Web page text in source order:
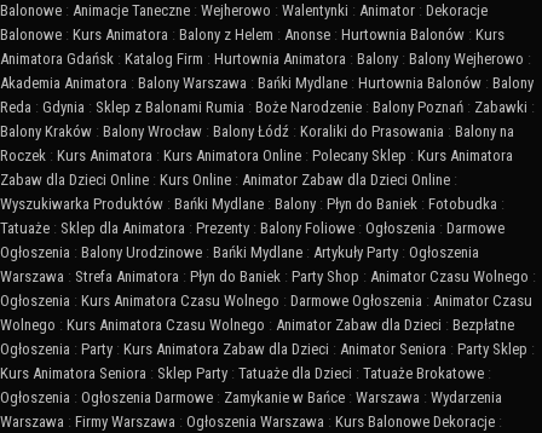
Balonowe : Animacje Taneczne : Wejherowo : Walentynki : Animator : Dekoracje
Balonowe : Kurs Animatora : Balony z Helem : Anonse : Hurtownia Balonów : Kurs
Animatora Gdańsk : Katalog Firm : Hurtownia Animatora : Balony : Balony Wejherowo :
Akademia Animatora : Balony Warszawa : Bańki Mydlane : Hurtownia Balonów : Balony
Reda : Gdynia : Sklep z Balonami Rumia : Boże Narodzenie : Balony Poznań : Zabawki :
Balony Kraków : Balony Wrocław : Balony Łódź : Koraliki do Prasowania : Balony na
Roczek : Kurs Animatora : Kurs Animatora Online : Polecany Sklep : Kurs Animatora
Zabaw dla Dzieci Online : Kurs Online : Animator Zabaw dla Dzieci Online :
Wyszukiwarka Produktów : Bańki Mydlane : Balony : Płyn do Baniek : Fotobudka :
Tatuaże : Sklep dla Animatora : Prezenty : Balony Foliowe : Ogłoszenia : Darmowe
Ogłoszenia : Balony Urodzinowe : Bańki Mydlane : Artykuły Party : Ogłoszenia
Warszawa : Strefa Animatora : Płyn do Baniek : Party Shop : Animator Czasu Wolnego :
Ogłoszenia : Kurs Animatora Czasu Wolnego : Darmowe Ogłoszenia : Animator Czasu
Wolnego : Kurs Animatora Czasu Wolnego : Animator Zabaw dla Dzieci : Bezpłatne
Ogłoszenia : Party : Kurs Animatora Zabaw dla Dzieci : Animator Seniora : Party Sklep :
Kurs Animatora Seniora : Sklep Party : Tatuaże dla Dzieci : Tatuaże Brokatowe :
Ogłoszenia : Ogłoszenia Darmowe : Zamykanie w Bańce : Warszawa : Wydarzenia
Warszawa : Firmy Warszawa : Ogłoszenia Warszawa : Kurs Balonowe Dekoracje :